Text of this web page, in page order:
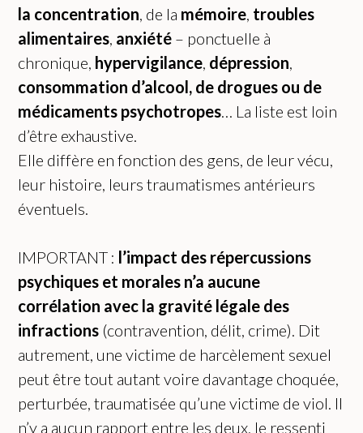
la concentration , de la mémoire troubles
alimentaires anxiété – ponctuelle à
chronique, hypervigilance dépression
consommation d’alcool, de drogues ou de
médicaments psychotropes … La liste est loin
d’être exhaustive.
Elle diffère en fonction des gens, de leur vécu,
leur histoire, leurs traumatismes antérieurs
éventuels.
IMPORTANT : l’impact des répercussions
psychiques et morales n’a aucune
corrélation avec la gravité légale des
infractions (contravention, délit, crime). Dit
autrement, une victime de harcèlement sexuel
peut être tout autant voire davantage choquée,
perturbée, traumatisée qu’une victime de viol. Il
n’y a aucun rapport entre les deux, le ressenti